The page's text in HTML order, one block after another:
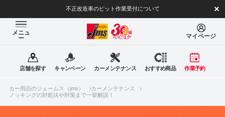
不正改造車のピット作業受付について
メニュ
ー マイページ
店舗を探す キャンペーン カーメンテナンス おすすめ商品 作業予約
カー用品のジェームス（jms）
カーメンテナンス
ノッキングの対処法や対策まで一挙解説！